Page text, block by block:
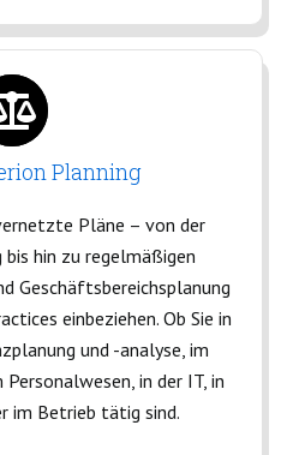
Planning
Pläne – von der
hin zu regelmäßigen
Geschäftsbereichsplanung
einbeziehen. Ob Sie in
und -analyse, im
in der IT, in
im Betrieb tätig sind.